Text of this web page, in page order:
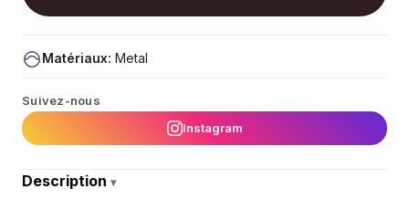
Matériaux: Metal
Suivez-nous
Instagram
Description ▾